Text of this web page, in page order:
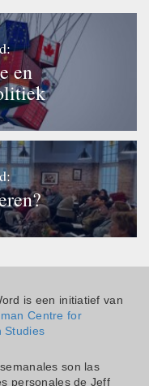
en
is een initiatief van
Centre for
Studies
son las
personales de Jeff